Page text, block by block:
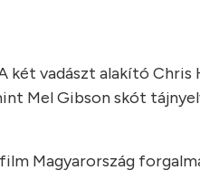
két vadászt alakító
Mel Gibson skót
Magyarország